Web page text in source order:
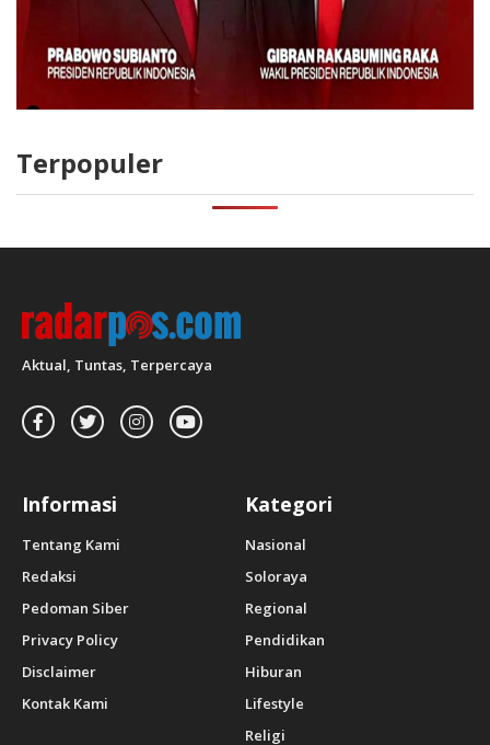
Terpopuler
Aktual, Tuntas, Terpercaya
Informasi
Tentang Kami
Redaksi
Pedoman Siber
Privacy Policy
Disclaimer
Kontak Kami
Kategori
Nasional
Soloraya
Regional
Pendidikan
Hiburan
Lifestyle
Religi